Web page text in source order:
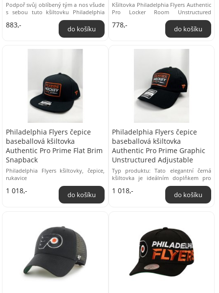
Podpoř svůj oblíbený tým a nos všude
s sebou tuto kšiltovku Philadelphia
Flyers Authentic Pro Locker Room
Structured ...
883,-
Kšiltovka Philadelphia Flyers Authentic
Pro Locker Room Unstructured
Adjustable Cap Univerzální pánská
velikost nastavitelná ...
778,-
Philadelphia Flyers čepice
baseballová kšiltovka
Authentic Pro Prime Flat Brim
Snapback
Philadelphia Flyers kšiltovky, čepice,
rukavice
1 018,-
Philadelphia Flyers čepice
baseballová kšiltovka
Authentic Pro Prime Graphic
Unstructured Adjustable
Typ produktu: Tato elegantní černá
kšiltovka je ideálním doplňkem pro
každého fanouška týmu Philadelphia
Flyers. ...
1 018,-